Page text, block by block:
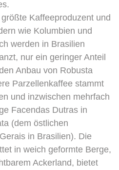
Kaffeeproduzent und
wie Kolumbien und
werden in Brasilien
nur ein geringer Anteil
Anbau von Robusta
Parzellenkaffee stammt
und inzwischen mehrfach
Facendas Dutras in
(dem östlichen
in Brasilien). Die
in weich geformte Berge,
Ackerland, bietet